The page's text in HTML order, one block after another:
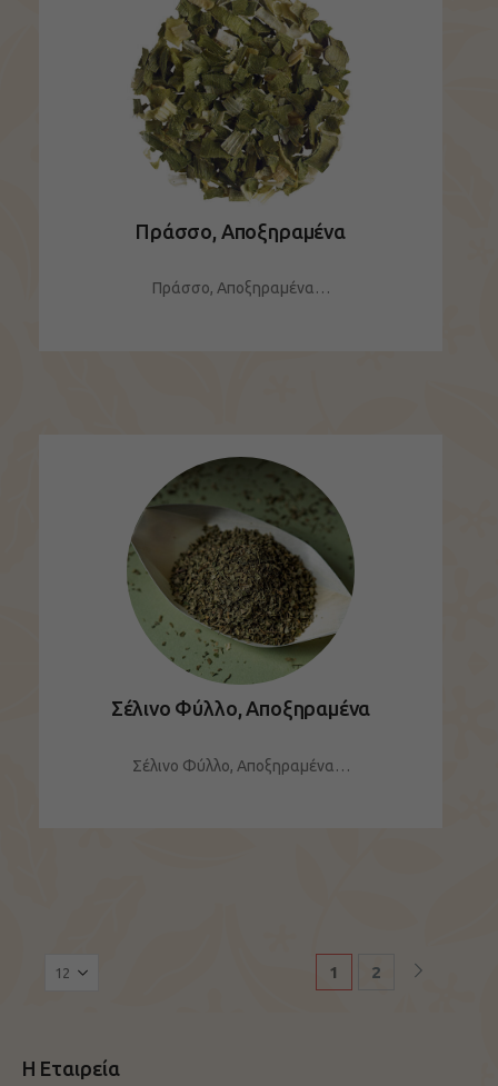
Πράσσο, Αποξηραμένα
Πράσσο, Αποξηραμένα…
Σέλινο Φύλλο, Αποξηραμένα
Σέλινο Φύλλο, Αποξηραμένα…
1 2
Η Εταιρεία